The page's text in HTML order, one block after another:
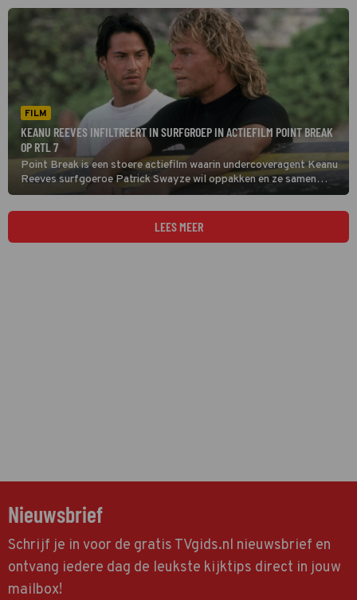
eerder werden zijn dochtertje Kelly en vrouw Shannon vermoord.
FILM
KEANU REEVES INFILTREERT IN SURFGROEP IN ACTIEFILM POINT BREAK
OP RTL 7
Point Break is een stoere actiefilm waarin undercoveragent Keanu
Reeves surfgoeroe Patrick Swayze wil oppakken en ze samen
allerlei halsbrekende stunts uithalen.
LEES MEER
Nieuwsbrief
Schrijf je in voor de gratis TVgids.nl nieuwsbrief en
ontvang iedere dag de leukste kijktips direct in jouw
mailbox!